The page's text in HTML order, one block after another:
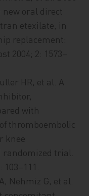
new oral direct
etexilate, in
replacement:
2004; 2: 1573–
HR, et al. A
with
thromboembolic
knee
randomized trial.
Nehmiz G, et al.